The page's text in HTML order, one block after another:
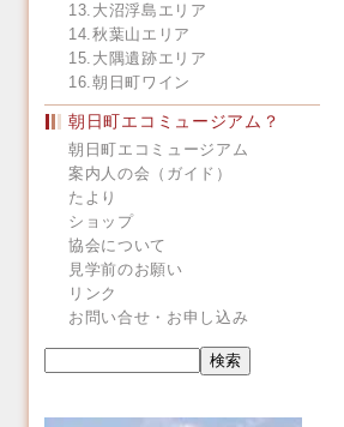
13.大沼浮島エリア
14.秋葉山エリア
15.大隅遺跡エリア
16.朝日町ワイン
朝日町エコミュージアム？
朝日町エコミュージアム
案内人の会（ガイド）
たより
ショップ
協会について
見学前のお願い
リンク
お問い合せ・お申し込み